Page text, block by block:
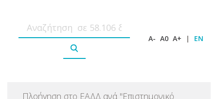
A- A0 A+ | EN
Πλοήγηση στο ΕΑΔΔ ανά "Επιστημονικό